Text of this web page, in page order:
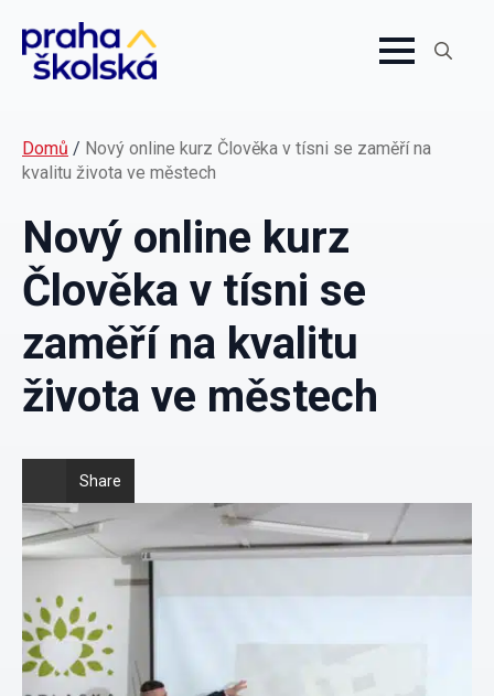
Domů / Nový online kurz Člověka v tísni se zaměří na
kvalitu života ve městech
Nový online kurz
Člověka v tísni se
zaměří na kvalitu
života ve městech
Share